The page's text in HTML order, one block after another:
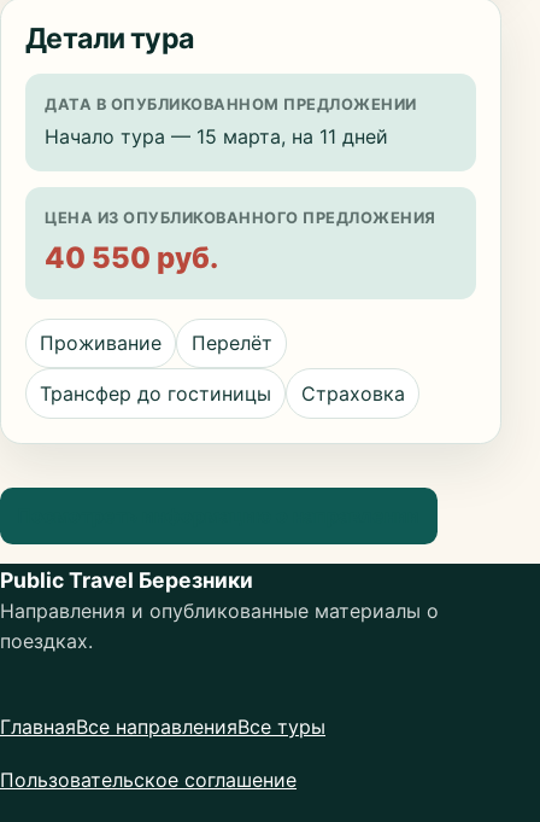
Детали тура
ДАТА В ОПУБЛИКОВАННОМ ПРЕДЛОЖЕНИИ
Начало тура — 15 марта, на 11 дней
ЦЕНА ИЗ ОПУБЛИКОВАННОГО ПРЕДЛОЖЕНИЯ
40 550 руб.
Проживание Перелёт
Трансфер до гостиницы Страховка
Public Travel Березники
Направления и опубликованные материалы о
поездках.
ГлавнаяВсе направленияВсе туры
Пользовательское соглашение